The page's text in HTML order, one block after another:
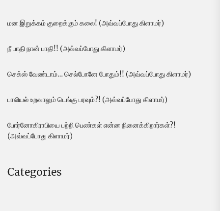
மன இறுக்கம் குறைக்கும் கலை! (அவ்வப்போது கிளாமர்)
நீ பாதி நான் பாதி!! (அவ்வப்போது கிளாமர்)
செக்ஸ் வேண்டாம்… செல்போனே போதும்!! (அவ்வப்போது கிளாமர்)
பாலியல் உறவாலும் டெங்கு பரவும்?! (அவ்வப்போது கிளாமர்)
போர்னோகிராபியை பற்றி பெண்கள் என்ன நினைக்கிறார்கள்?!
(அவ்வப்போது கிளாமர்)
Categories